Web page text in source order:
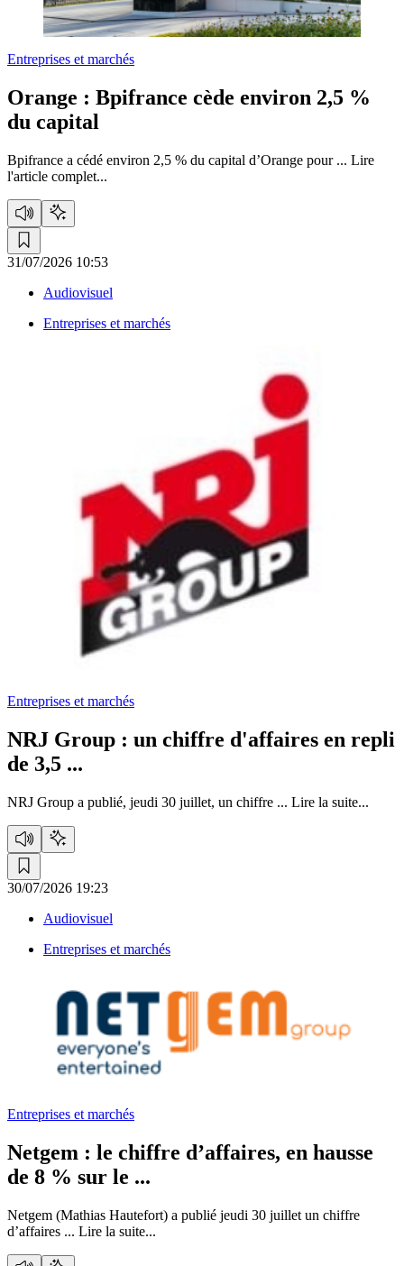
Entreprises et marchés
Orange : Bpifrance cède environ 2,5 %
du capital
Bpifrance a cédé environ 2,5 % du capital d’Orange pour ... Lire
l'article complet...
31/07/2026 10:53
Audiovisuel
Entreprises et marchés
Entreprises et marchés
NRJ Group : un chiffre d'affaires en repli
de 3,5 ...
NRJ Group a publié, jeudi 30 juillet, un chiffre ... Lire la suite...
30/07/2026 19:23
Audiovisuel
Entreprises et marchés
Entreprises et marchés
Netgem : le chiffre d’affaires, en hausse
de 8 % sur le ...
Netgem (Mathias Hautefort) a publié jeudi 30 juillet un chiffre
d’affaires ... Lire la suite...